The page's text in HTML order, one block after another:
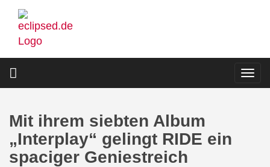
Direkt
zum
Inhalt
Mit ihrem siebten Album
„Interplay“ gelingt RIDE ein
spaciger Geniestreich